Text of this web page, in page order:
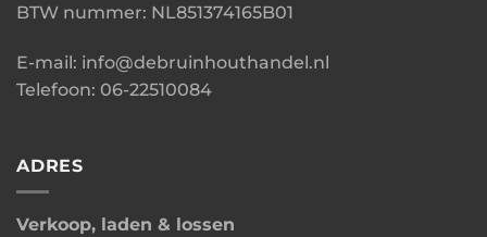
BTW nummer: NL851374165B01
E-mail: info@debruinhouthandel.nl
Telefoon: 06-22510084
ADRES
Verkoop, laden & lossen